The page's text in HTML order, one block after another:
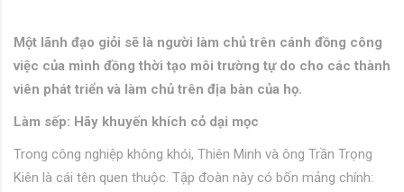
Một lãnh đạo giỏi sẽ là người làm chủ trên cánh đồng công
việc của mình đồng thời tạo môi trường tự do cho các thành
viên phát triển và làm chủ trên địa bàn của họ.
Làm sếp: Hãy khuyến khích cỏ dại mọc
Trong công nghiệp không khói, Thiên Minh và ông Trần Trọng
Kiên là cái tên quen thuộc. Tập đoàn này có bốn mảng chính: